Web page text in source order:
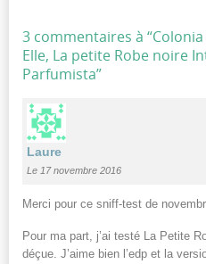
3 commentaires à “
Elle, La petite Robe noire
Parfumista”
Laure
Le 17 novembre 2016
Merci pour ce sniff-test de
Pour ma part, j’ai testé La Petite
déçue. J’aime bien l’edp et la